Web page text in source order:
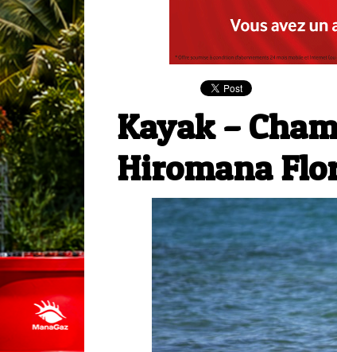
Kayak –
Hiromana